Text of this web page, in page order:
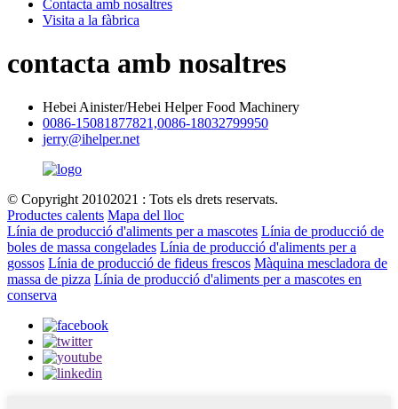
Contacta amb nosaltres
Visita a la fàbrica
contacta amb nosaltres
Hebei Ainister/Hebei Helper Food Machinery
0086-15081877821,0086-18032799950
jerry@ihelper.net
© Copyright 20102021 : Tots els drets reservats.
Productes calents Mapa del lloc
Línia de producció d'aliments per a mascotes Línia de producció de
boles de massa congelades Línia de producció d'aliments per a
gossos Línia de producció de fideus frescos Màquina mescladora de
massa de pizza Línia de producció d'aliments per a mascotes en
conserva